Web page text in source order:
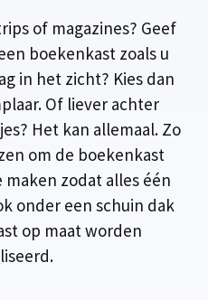
of magazines? Geef
boekenkast zoals u
in het zicht? Kies dan
Of liever achter
Het kan allemaal. Zo
om de boekenkast
zodat alles één
onder een schuin dak
op maat worden